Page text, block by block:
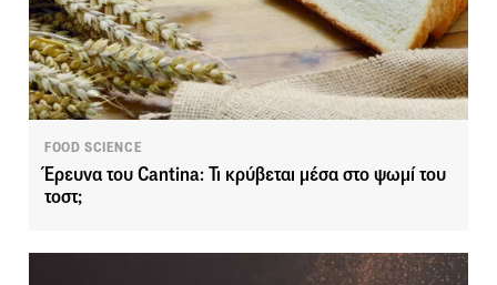
FOOD SCIENCE
Έρευνα του Cantina: Τι κρύβεται μέσα στο ψωμί του
τοστ;